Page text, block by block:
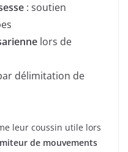
: soutien
lors de
délimitation de
leur coussin utile lors
de mouvements